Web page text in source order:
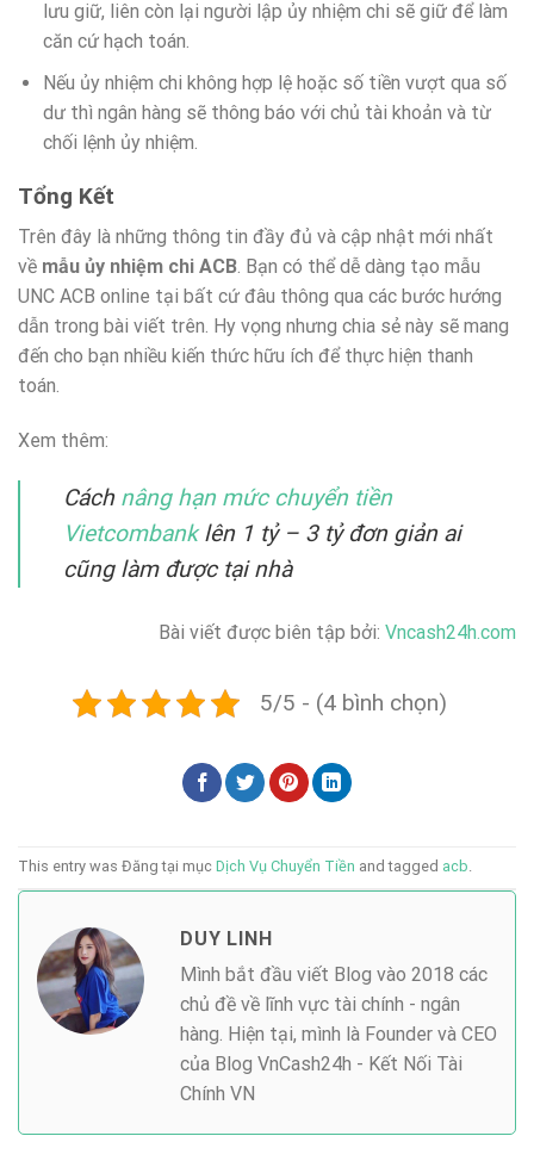
lưu giữ, liên còn lại người lập ủy nhiệm chi sẽ giữ để làm
căn cứ hạch toán.
Nếu ủy nhiệm chi không hợp lệ hoặc số tiền vượt qua số
dư thì ngân hàng sẽ thông báo với chủ tài khoản và từ
chối lệnh ủy nhiệm.
Tổng Kết
Trên đây là những thông tin đầy đủ và cập nhật mới nhất
về mẫu ủy nhiệm chi ACB. Bạn có thể dễ dàng tạo mẫu
UNC ACB online tại bất cứ đâu thông qua các bước hướng
dẫn trong bài viết trên. Hy vọng nhưng chia sẻ này sẽ mang
đến cho bạn nhiều kiến thức hữu ích để thực hiện thanh
toán.
Xem thêm:
Cách nâng hạn mức chuyển tiền
Vietcombanklên 1 tỷ – 3 tỷ đơn giản ai
cũng làm được tại nhà
Bài viết được biên tập bởi: Vncash24h.com
5/5 - (4 bình chọn)
This entry was Đăng tại mục Dịch Vụ Chuyển Tiền and tagged acb.
DUY LINH
Mình bắt đầu viết Blog vào 2018 các
chủ đề về lĩnh vực tài chính - ngân
hàng. Hiện tại, mình là Founder và CEO
của Blog VnCash24h - Kết Nối Tài
Chính VN